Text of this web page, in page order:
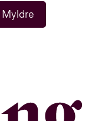
Myldre